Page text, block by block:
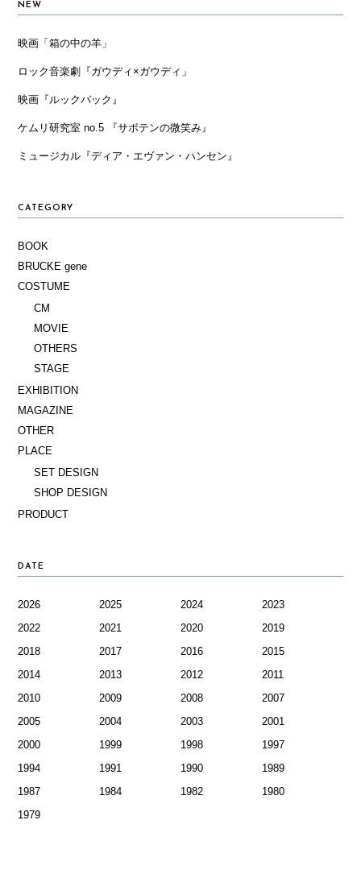
NEW
映画「箱の中の羊」
ロック音楽劇『ガウディ×ガウディ」
映画『ルックバック』
ケムリ研究室 no.5 『サボテンの微笑み』
ミュージカル『ディア・エヴァン・ハンセン』
CATEGORY
BOOK
BRUCKE gene
COSTUME
CM
MOVIE
OTHERS
STAGE
EXHIBITION
MAGAZINE
OTHER
PLACE
SET DESIGN
SHOP DESIGN
PRODUCT
DATE
2026 2025 2024
2023
2022
2021 2020
2019
2018
2017 2016
2015
2014
2013 2012
2011
2010
2009 2008
2007
2005
2004 2003
2001
2000
1999 1998
1997
1994
1991 1990
1989
1987
1984 1982
1980
1979